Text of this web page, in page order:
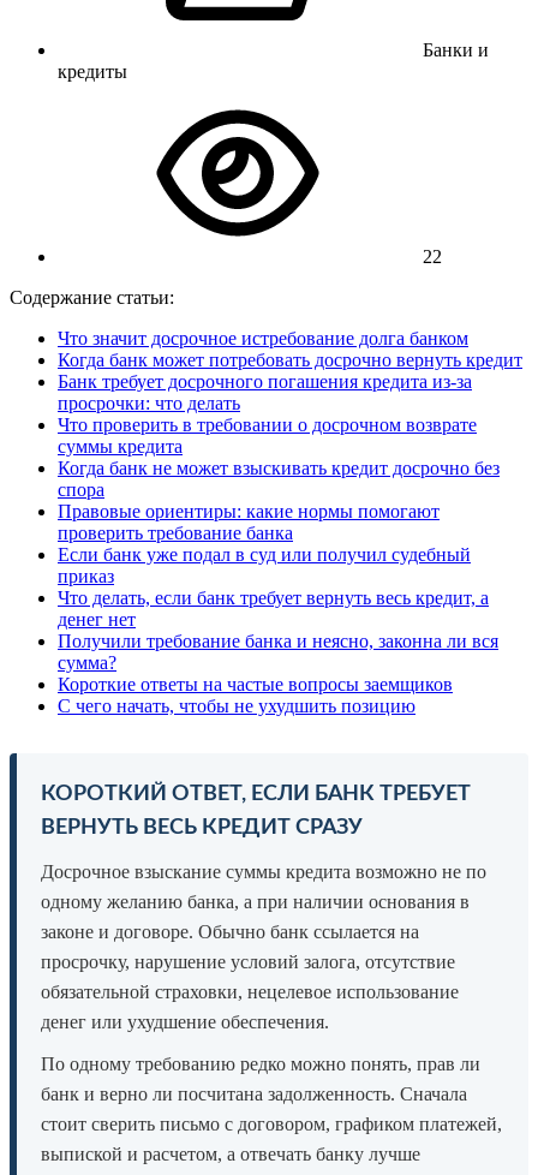
Банки и
кредиты
22
Содержание статьи:
Что значит досрочное истребование долга банком
Когда банк может потребовать досрочно вернуть кредит
Банк требует досрочного погашения кредита из-за
просрочки: что делать
Что проверить в требовании о досрочном возврате
суммы кредита
Когда банк не может взыскивать кредит досрочно без
спора
Правовые ориентиры: какие нормы помогают
проверить требование банка
Если банк уже подал в суд или получил судебный
приказ
Что делать, если банк требует вернуть весь кредит, а
денег нет
Получили требование банка и неясно, законна ли вся
сумма?
Короткие ответы на частые вопросы заемщиков
С чего начать, чтобы не ухудшить позицию
КОРОТКИЙ ОТВЕТ, ЕСЛИ БАНК ТРЕБУЕТ
ВЕРНУТЬ ВЕСЬ КРЕДИТ СРАЗУ
Досрочное взыскание суммы кредита возможно не по
одному желанию банка, а при наличии основания в
законе и договоре. Обычно банк ссылается на
просрочку, нарушение условий залога, отсутствие
обязательной страховки, нецелевое использование
денег или ухудшение обеспечения.
По одному требованию редко можно понять, прав ли
банк и верно ли посчитана задолженность. Сначала
стоит сверить письмо с договором, графиком платежей,
выпиской и расчетом, а отвечать банку лучше